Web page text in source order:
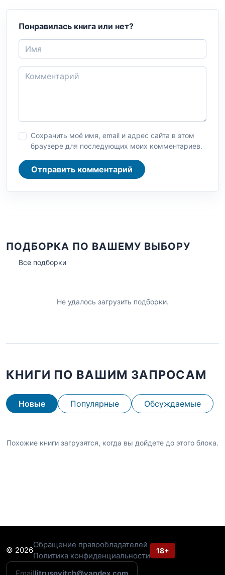
Понравилась книга или нет?
Сохранить моё имя, email и адрес сайта в этом
браузере для последующих моих комментариев.
Отправить комментарий
ПОДБОРКА ПО ВАШЕМУ ВЫБОРУ
Все подборки
Не удалось загрузить подборки.
КНИГИ ПО ВАШИМ ЗАПРОСАМ
Новые Популярные Обсуждаемые
Похожие книги загрузятся, когда вы дойдете до этого блока.
© 2026
Обращение правообладателей
Политика конфиденциальности
18+